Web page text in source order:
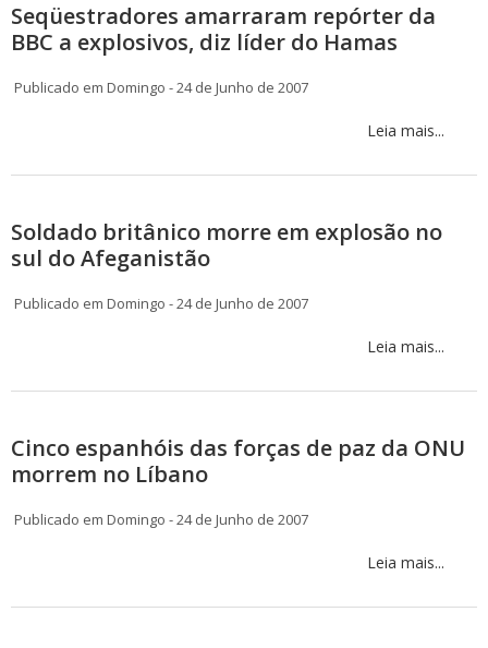
Seqüestradores amarraram repórter da
BBC a explosivos, diz líder do Hamas
Publicado em Domingo - 24 de Junho de 2007
Leia mais...
Soldado britânico morre em explosão no
sul do Afeganistão
Publicado em Domingo - 24 de Junho de 2007
Leia mais...
Cinco espanhóis das forças de paz da ONU
morrem no Líbano
Publicado em Domingo - 24 de Junho de 2007
Leia mais...